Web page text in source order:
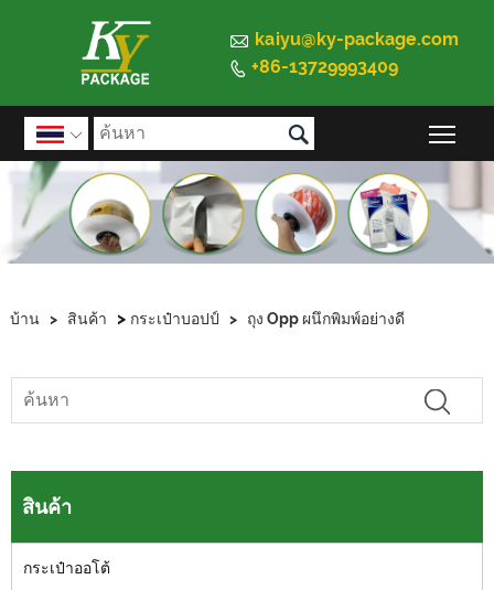
 kaiyu@ky-package.com
 +86-13729993409
 
บ้าน > สินค้า > กระเป๋าบอปป์ > ถุง Opp ผนึกพิมพ์อย่างดี
สินค้า
กระเป๋าออโต้